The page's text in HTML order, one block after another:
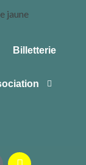
Billetterie